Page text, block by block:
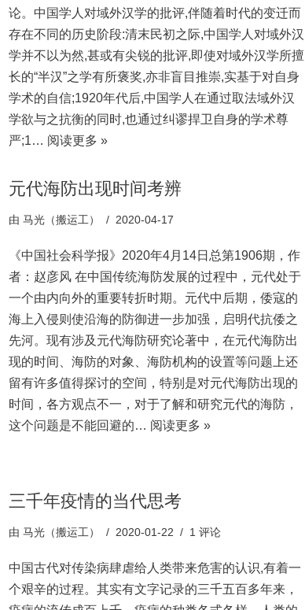
论。中国学人对域外汉学的批评,伴随着时代的变迁而
存在不同的历史阶段:清末民初之际,中国学人对域外汉
学并不以为然,甚或有尖锐的批评,即使对域外汉学所擅
长的“半汉”之学有所褒奖,亦非盲目推崇,实基于对自身
学术的自信;1920年代后,中国学人在通过取法域外汉
学欲与之抗衡的同时,也通过纠谬捍卫自身的学术尊
严;1… 阅读更多 »
元代海防出现时间考辨
由 马光（搬运工） 2020-04-17
《中国社会科学报》2020年4月14日总第1906期，作
者：赵彦风 在中国传统海防发展的过程中，元代处于
一个由内向外的重要转折时期。元代中后期，倭寇的
海上入侵则使沿海的防御进一步加强，启明代抗倭之
先河。现有涉及元代海防研究论著中，在元代海防出
现的时间、海防的对象、海防机构的设置等问题上还
留有许多值得探讨的空间，特别是对元代海防出现的
时间，各方观点不一，对于了解和研究元代的海防，
这个问题是不能回避的… 阅读更多 »
三千年疫情的当代思考
由 马光（搬运工） 2020-01-22 1 评论
中国古代对传染病肆虐给人类带来危害的认识,有着一
个艰辛的过程。其实有文字记录的三千五百多年来，